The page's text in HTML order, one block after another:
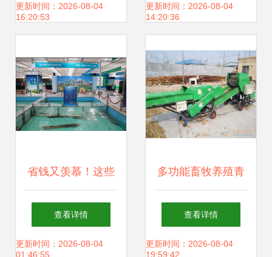
年销售额达1.2亿元
更新时间：2026-08-04
16:20:53
计困局下的产业链
更新时间：2026-08-04
14:20:36
省钱又羡慕！这些
网友喜获2018长春
农博会免费门票，
查看详情
更新时间：2026-08-04
01:46:55
多功能畜牧养殖青
贮饲料打捆包膜机
现代畜牧渔业的高
查看详情
更新时间：2026-08-04
19:59:42